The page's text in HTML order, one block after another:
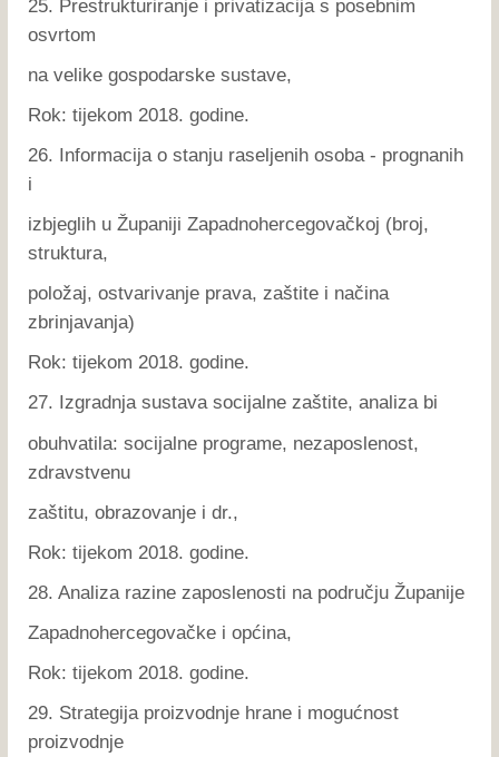
25. Prestrukturiranje i privatizacija s posebnim
osvrtom
na velike gospodarske sustave,
Rok: tijekom 2018. godine.
26. Informacija o stanju raseljenih osoba - prognanih
i
izbjeglih u Županiji Zapadnohercegovačkoj (broj,
struktura,
položaj, ostvarivanje prava, zaštite i načina
zbrinjavanja)
Rok: tijekom 2018. godine.
27. Izgradnja sustava socijalne zaštite, analiza bi
obuhvatila: socijalne programe, nezaposlenost,
zdravstvenu
zaštitu, obrazovanje i dr.,
Rok: tijekom 2018. godine.
28. Analiza razine zaposlenosti na području Županije
Zapadnohercegovačke i općina,
Rok: tijekom 2018. godine.
29. Strategija proizvodnje hrane i mogućnost
proizvodnje